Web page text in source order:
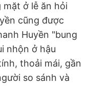
mặt ở lễ ăn hỏi
cũng được
Huyền "bung
nhộn ở hậu
thoải mái, gần
so sánh và